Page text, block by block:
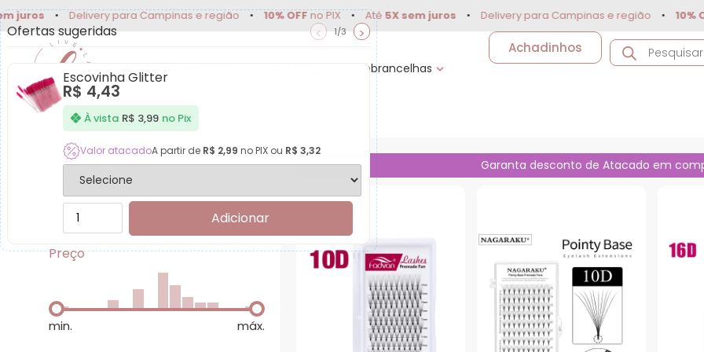
• Delivery para Campinas e região • 10% OFFno PIX • Até5X sem juros • Delivery para Campinas e região • 10% OFFno
Extensão de Cílios Sobrancelhas
Achadinhos
Produtos para Fios
Categorias
Extensão de Cílios
20
Preço
min. máx.
Garanta desconto de Atacado em
Ofertas sugeridas < 1/3 >
Escovinha Glitter
R$ 4,43
À vista R$ 3,99 no Pix
Valor atacadoA partir de R$ 2,99 no PIX ou R$ 3,32
Adicionar